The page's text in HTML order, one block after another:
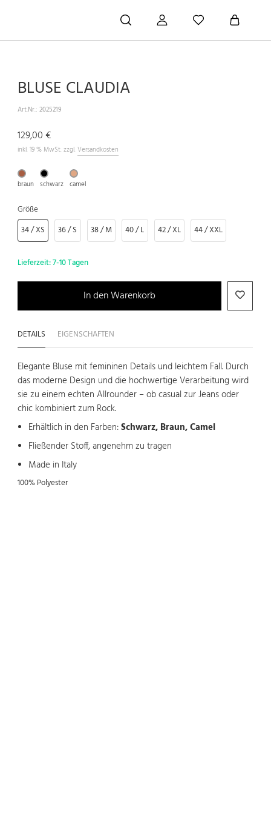
BLUSE CLAUDIA
Art.Nr.: 2025219
129,00 €
inkl. 19 % MwSt. zzgl. Versandkosten
braun schwarz camel
Größe
34 / XS
36 / S 38 / M 40 / L 42 / XL 44 / XXL
Lieferzeit:7-10 Tagen
In den Warenkorb
DETAILS EIGENSCHAFTEN
Elegante Bluse mit femininen Details und leichtem Fall. Durch
das moderne Design und die hochwertige Verarbeitung wird
sie zu einem echten Allrounder – ob casual zur Jeans oder
chic kombiniert zum Rock.
Erhältlich in den Farben:Schwarz, Braun, Camel
Fließender Stoff, angenehm zu tragen
Made in Italy
100% Polyester